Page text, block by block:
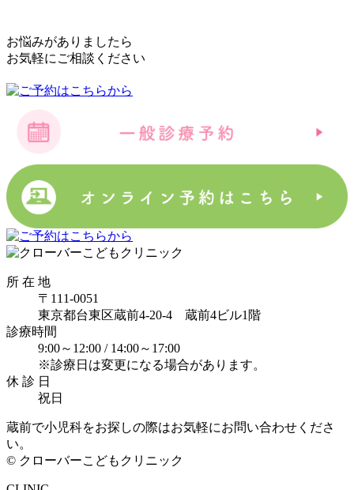
お悩みがありましたら
お気軽にご相談ください
所 在 地
〒111-0051
東京都台東区蔵前4-20-4 蔵前4ビル1階
診療時間
9:00～12:00 / 14:00～17:00
※診療日は変更になる場合があります。
休 診 日
祝日
蔵前で小児科をお探しの際はお気軽にお問い合わせくださ
い。
© クローバーこどもクリニック